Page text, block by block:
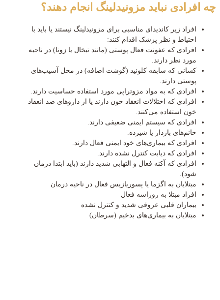
چه افرادی نباید مزونیدلینگ انجام دهند؟
افراد زیر کاندیدای مناسبی برای مزونیدلینگ نیستند یا باید با
احتیاط و نظر پزشک اقدام کنند:
افرادی که عفونت فعال پوستی (مانند تبخال یا زونا) در ناحیه
مورد نظر دارند.
کسانی که سابقه کلوئید (گوشت اضافه) در محل آسیب‌های
پوستی دارند.
افرادی که به مواد مزوتراپی مورد استفاده حساسیت دارند.
افرادی که اختلالات انعقاد خون دارند یا از داروهای ضد انعقاد
خون استفاده می‌کنند.
افرادی که سیستم ایمنی ضعیفی دارند.
خانم‌های باردار یا شیرده.
افرادی که بیماری‌های خود ایمنی فعال دارند.
افرادی که دیابت کنترل نشده دارند.
افرادی که آکنه فعال و التهابی شدید دارند (باید ابتدا درمان
شود).
مبتلایان به اگزما یا پسوریازیس فعال در ناحیه درمان
افراد مبتلا به روزاسه فعال
بیماران قلبی عروقی شدید و کنترل نشده
مبتلایان به بیماری‌های بدخیم (سرطان)